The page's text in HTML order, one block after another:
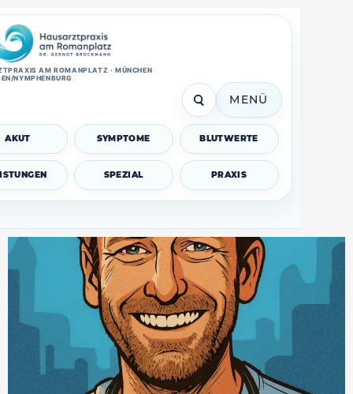
AM ROMANPLATZ · MÜNCHEN
NYMPHENBURG
AKUT SYMPTOME BLUTWERTE
SPEZIAL PRAXIS
MENÜ
Zähneknirschen